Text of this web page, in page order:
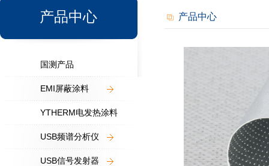
产品中心
国测产品
EMI屏蔽涂料
YTHERM电发热涂料
USB频谱分析仪
USB信号发射器
产品中心